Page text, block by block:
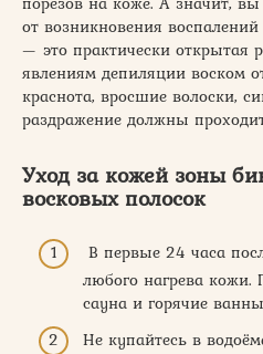
от возникновения
— это практически открытая
явлениям депиляции воском
краснота, вросшие волоски,
раздражение должны
Уход за кожей зоны
восковых полосок
В первые 24 часа
любого нагрева кожи.
сауна и горячие
Не купайтесь в